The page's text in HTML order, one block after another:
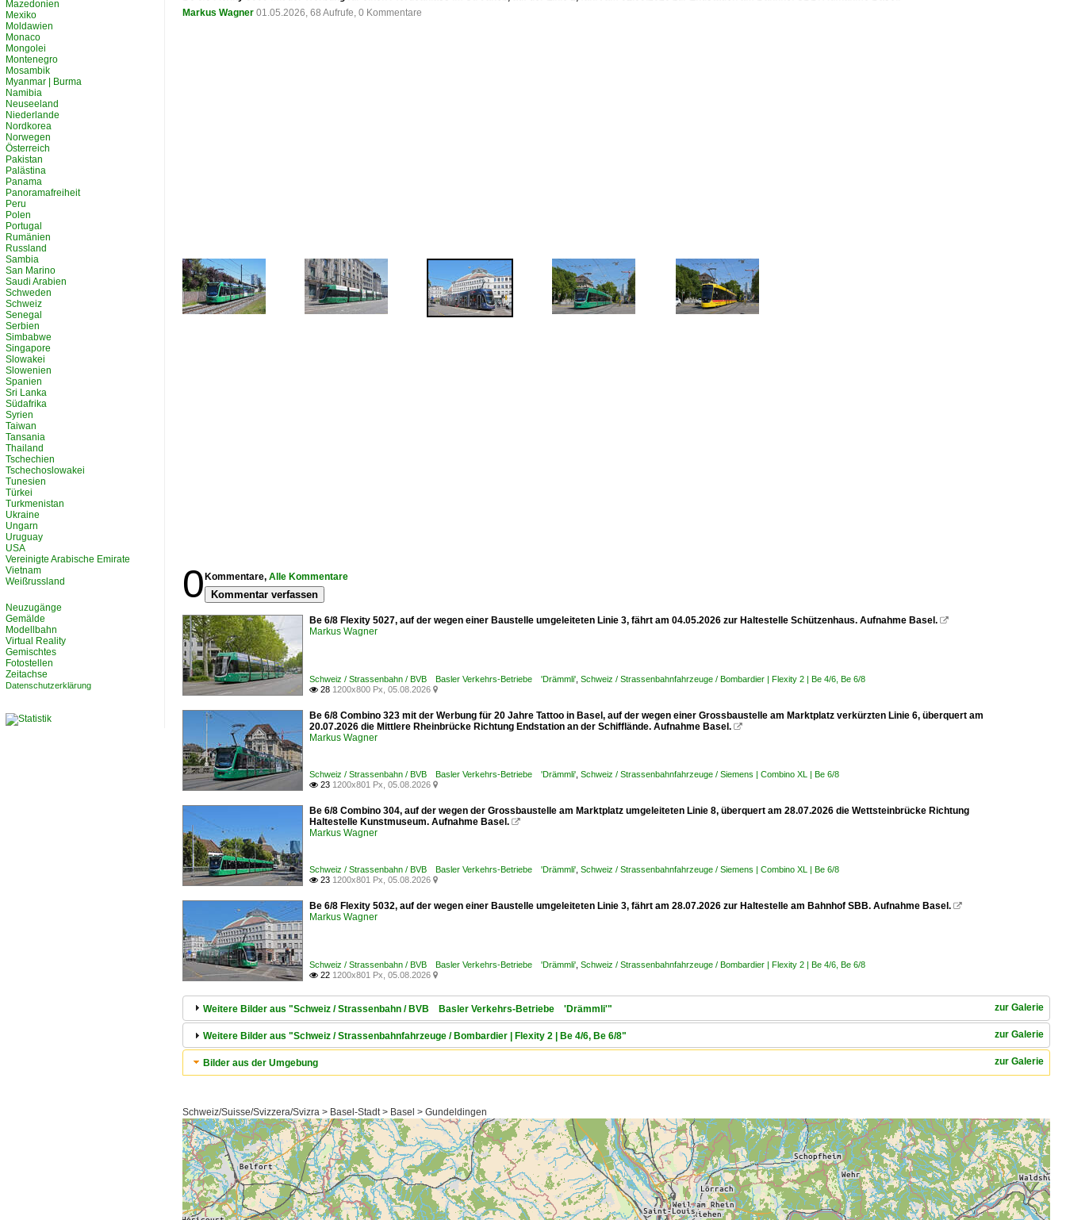
Markus Wagner 01.05.2026, 68 Aufrufe, 0 Kommentare
0 Kommentare, Alle Kommentare
Kommentar verfassen
Be 6/8 Flexity 5027, auf der wegen einer Baustelle umgeleiteten Linie 3, fährt am 04.05.2026 zur Haltestelle Schützenhaus. Aufnahme Basel. 
Markus Wagner
Schweiz / Strassenbahn / BVB Basler Verkehrs-Betriebe 'Drämmli' Schweiz / Strassenbahnfahrzeuge / Bombardier | Flexity 2 | Be 4/6, Be 6/8
 28 1200x800 Px, 05.08.2026 
Be 6/8 Combino 323 mit der Werbung für 20 Jahre Tattoo in Basel, auf der wegen einer Grossbaustelle am Marktplatz verkürzten Linie 6, überquert am
20.07.2026 die Mittlere Rheinbrücke Richtung Endstation an der Schifflände. Aufnahme Basel. 
Markus Wagner
Schweiz / Strassenbahn / BVB Basler Verkehrs-Betriebe 'Drämmli' Schweiz / Strassenbahnfahrzeuge / Siemens | Combino XL | Be 6/8
 23 1200x801 Px, 05.08.2026 
Be 6/8 Combino 304, auf der wegen der Grossbaustelle am Marktplatz umgeleiteten Linie 8, überquert am 28.07.2026 die Wettsteinbrücke Richtung
Haltestelle Kunstmuseum. Aufnahme Basel. 
Markus Wagner
Schweiz / Strassenbahn / BVB Basler Verkehrs-Betriebe 'Drämmli' Schweiz / Strassenbahnfahrzeuge / Siemens | Combino XL | Be 6/8
 23 1200x801 Px, 05.08.2026 
Be 6/8 Flexity 5032, auf der wegen einer Baustelle umgeleiteten Linie 3, fährt am 28.07.2026 zur Haltestelle am Bahnhof SBB. Aufnahme Basel. 
Markus Wagner
Schweiz / Strassenbahn / BVB Basler Verkehrs-Betriebe 'Drämmli' Schweiz / Strassenbahnfahrzeuge / Bombardier | Flexity 2 | Be 4/6, Be 6/8
 22 1200x801 Px, 05.08.2026 
zur Galerie
Weitere Bilder aus "Schweiz / Strassenbahn / BVB Basler Verkehrs-Betriebe 'Drämmli'"
zur Galerie
Weitere Bilder aus "Schweiz / Strassenbahnfahrzeuge / Bombardier | Flexity 2 | Be 4/6, Be 6/8"
zur Galerie
Bilder aus der Umgebung
Schweiz/Suisse/Svizzera/Svizra > Basel-Stadt > Basel > Gundeldingen
Mazedonien
Mexiko
Moldawien
Monaco
Mongolei
Montenegro
Mosambik
Myanmar | Burma
Namibia
Neuseeland
Niederlande
Nordkorea
Norwegen
Österreich
Pakistan
Palästina
Panama
Panoramafreiheit
Peru
Polen
Portugal
Rumänien
Russland
Sambia
San Marino
Saudi Arabien
Schweden
Schweiz
Senegal
Serbien
Simbabwe
Singapore
Slowakei
Slowenien
Spanien
Sri Lanka
Südafrika
Syrien
Taiwan
Tansania
Thailand
Tschechien
Tschechoslowakei
Tunesien
Türkei
Turkmenistan
Ukraine
Ungarn
Uruguay
USA
Vereinigte Arabische Emirate
Vietnam
Weißrussland
Neuzugänge
Gemälde
Modellbahn
Virtual Reality
Gemischtes
Fotostellen
Zeitachse
Datenschutzerklärung